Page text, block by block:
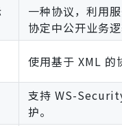
一种协议，利用
协定中公开业务逻
使用基于 XML 的
支持 WS-
护。